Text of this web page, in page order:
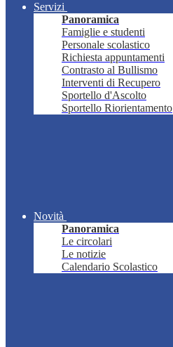
Servizi
Panoramica
Famiglie e studenti
Personale scolastico
Richiesta appuntamenti
Contrasto al Bullismo
Interventi di Recupero
Sportello d'Ascolto
Sportello Riorientamento
Novità
Panoramica
Le circolari
Le notizie
Calendario Scolastico